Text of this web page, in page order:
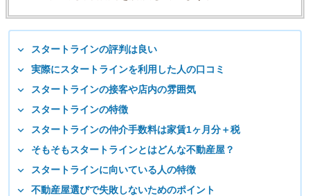
スタートラインの評判は良い
実際にスタートラインを利用した人の口コミ
スタートラインの接客や店内の雰囲気
スタートラインの特徴
スタートラインの仲介手数料は家賃1ヶ月分＋税
そもそもスタートラインとはどんな不動産屋？
スタートラインに向いている人の特徴
不動産屋選びで失敗しないためのポイント